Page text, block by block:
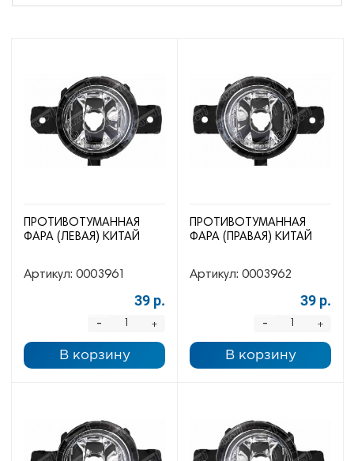
ПРОТИВОТУМАННАЯ
ФАРА (ЛЕВАЯ) КИТАЙ
Артикул: 0003961
39 р.
+
-
В корзину
ПРОТИВОТУМАННАЯ
ФАРА (ПРАВАЯ) КИТАЙ
Артикул: 0003962
39 р.
+
-
В корзину